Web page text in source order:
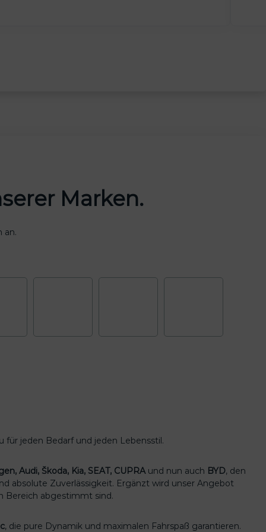
Marken.
an.
für jeden Bedarf und jeden Lebensstil.
, Audi, Škoda, Kia, SEAT, CUPRAund nun auch BYD, den
absolute Zuverlässigkeit. Ergänzt wird unser Angebot
Bereich abgestimmt sind.
, die pure Dynamik und maximalen Fahrspaß garantieren.